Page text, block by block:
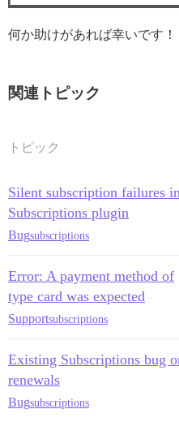
何か助けがあれば幸いです！
関連トピック
トピック
Silent subscription failures
Subscriptions plugin
Bugsubscriptions
Error: A payment method of
type card was expected
Supportsubscriptions
Existing Subscriptions bug
renewals
Bugsubscriptions